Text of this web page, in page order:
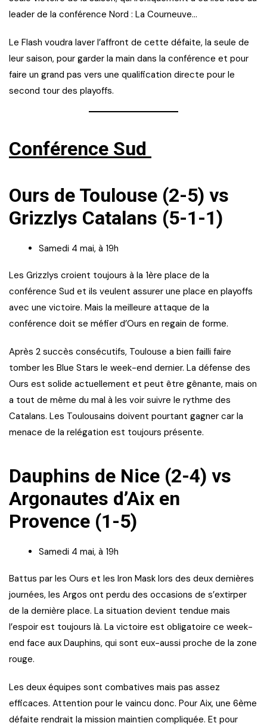
leader de la conférence Nord : La Courneuve…
Le Flash voudra laver l’affront de cette défaite, la seule de
leur saison, pour garder la main dans la conférence et pour
faire un grand pas vers une qualification directe pour le
second tour des playoffs.
Conférence Sud
Ours de Toulouse (2-5) vs
Grizzlys Catalans (5-1-1)
Samedi 4 mai, à 19h
Les Grizzlys croient toujours à la 1ère place de la
conférence Sud et ils veulent assurer une place en playoffs
avec une victoire. Mais la meilleure attaque de la
conférence doit se méfier d’Ours en regain de forme.
Après 2 succès consécutifs, Toulouse a bien failli faire
tomber les Blue Stars le week-end dernier. La défense des
Ours est solide actuellement et peut être gênante, mais on
a tout de même du mal à les voir suivre le rythme des
Catalans. Les Toulousains doivent pourtant gagner car la
menace de la relégation est toujours présente.
Dauphins de Nice (2-4) vs
Argonautes d’Aix en
Provence (1-5)
Samedi 4 mai, à 19h
Battus par les Ours et les Iron Mask lors des deux dernières
journées, les Argos ont perdu des occasions de s’extirper
de la dernière place. La situation devient tendue mais
l’espoir est toujours là. La victoire est obligatoire ce week-
end face aux Dauphins, qui sont eux-aussi proche de la zone
rouge.
Les deux équipes sont combatives mais pas assez
efficaces. Attention pour le vaincu donc. Pour Aix, une 6ème
défaite rendrait la mission maintien compliquée. Et pour